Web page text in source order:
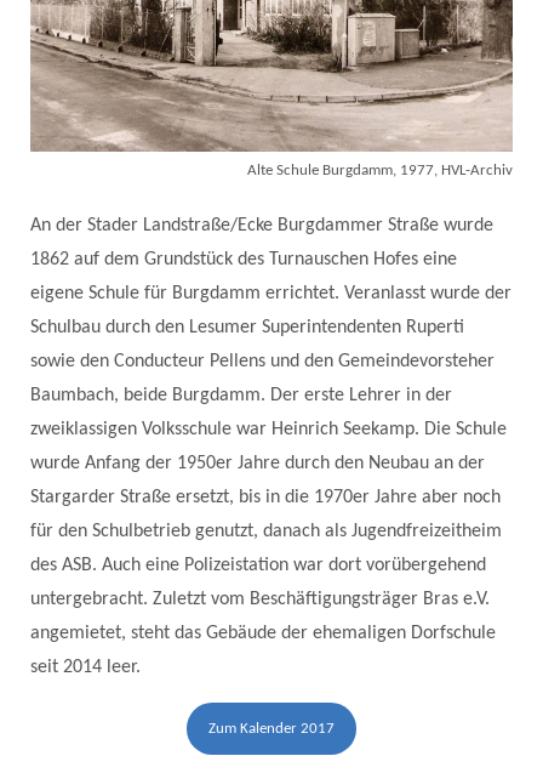
Alte Schule Burgdamm, 1977, HVL-Archiv
An der Stader Landstraße/Ecke Burgdammer Straße wurde
1862 auf dem Grundstück des Turnauschen Hofes eine
eigene Schule für Burgdamm errichtet. Veranlasst wurde der
Schulbau durch den Lesumer Superintendenten Ruperti
sowie den Conducteur Pellens und den Gemeindevorsteher
Baumbach, beide Burgdamm. Der erste Lehrer in der
zweiklassigen Volksschule war Heinrich Seekamp. Die Schule
wurde Anfang der 1950er Jahre durch den Neubau an der
Stargarder Straße ersetzt, bis in die 1970er Jahre aber noch
für den Schulbetrieb genutzt, danach als Jugendfreizeitheim
des ASB. Auch eine Polizeistation war dort vorübergehend
untergebracht. Zuletzt vom Beschäftigungsträger Bras e.V.
angemietet, steht das Gebäude der ehemaligen Dorfschule
seit 2014 leer.
Zum Kalender 2017